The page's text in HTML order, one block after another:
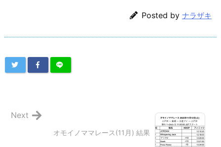
Posted by ナラザキ
オモイノママレース(11月) 結果
Next